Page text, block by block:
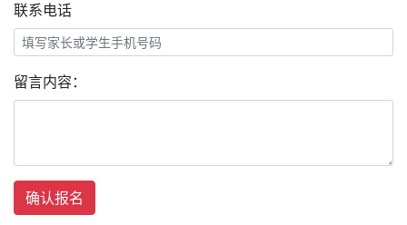
联系电话
留言内容：
确认报名